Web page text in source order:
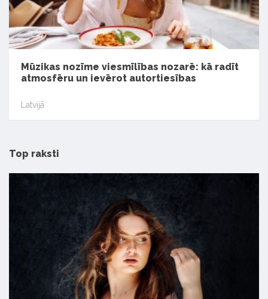
Mūzikas nozīme viesmīlības nozarē: kā radīt
atmosfēru un ievērot autortiesības
Latvijā
Top raksti